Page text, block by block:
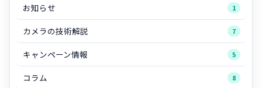
お知らせ 1
カメラの技術解説 7
キャンペーン情報 5
コラム 8